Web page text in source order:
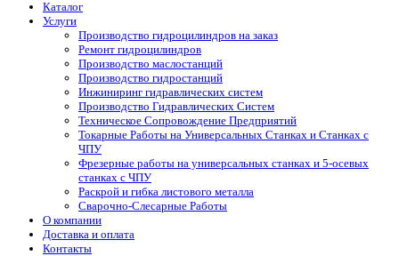
Каталог
Услуги
Производство гидроцилиндров на заказ
Ремонт гидроцилиндров
Производство маслостанций
Производство гидростанций
Инжиниринг гидравлических систем
Производство Гидравлических Систем
Техническое Сопровождение Предприятий
Токарные Работы на Универсальных Станках и Станках с
ЧПУ
Фрезерные работы на универсальных станках и 5-осевых
станках с ЧПУ
Раскрой и гибка листового металла
Сварочно-Слесарные Работы
О компании
Доставка и оплата
Контакты